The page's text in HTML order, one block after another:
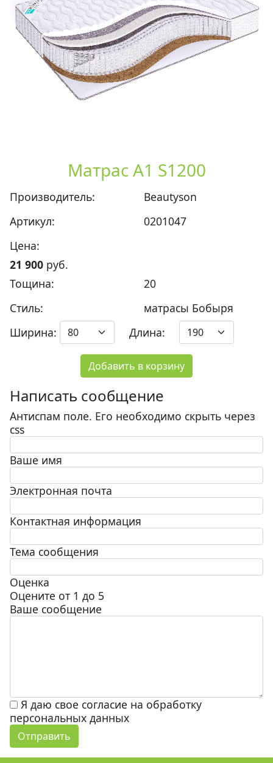
Матрас А1 S1200
Производитель:
Beautyson
Артикул:
0201047
Цена:
21 900 руб.
Тощина:
20
Стиль:
матрасы Бобыря
Ширина:
Длина:
Добавить в корзину
Написать сообщение
Антиспам поле. Его необходимо скрыть через
css
Ваше имя
Электронная почта
Контактная информация
Тема сообщения
Оценка
Оцените от 1 до 5
Ваше сообщение
Я даю свое согласие на обработку
персональных данных